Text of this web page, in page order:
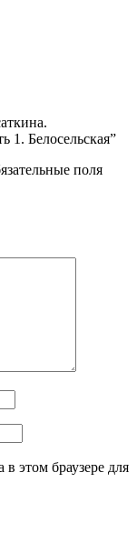
1. Белосельская”
поля
этом браузере для